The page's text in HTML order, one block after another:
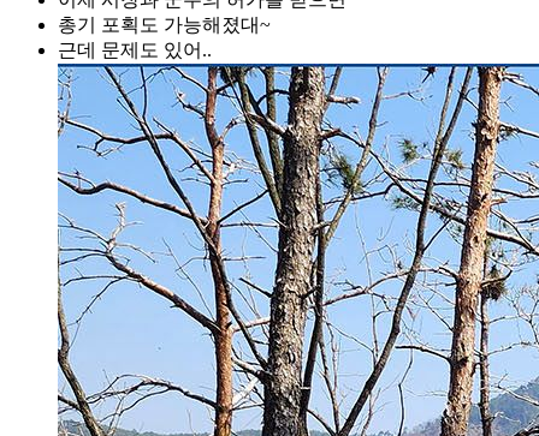
총기 포획도 가능해졌대~
근데 문제도 있어..